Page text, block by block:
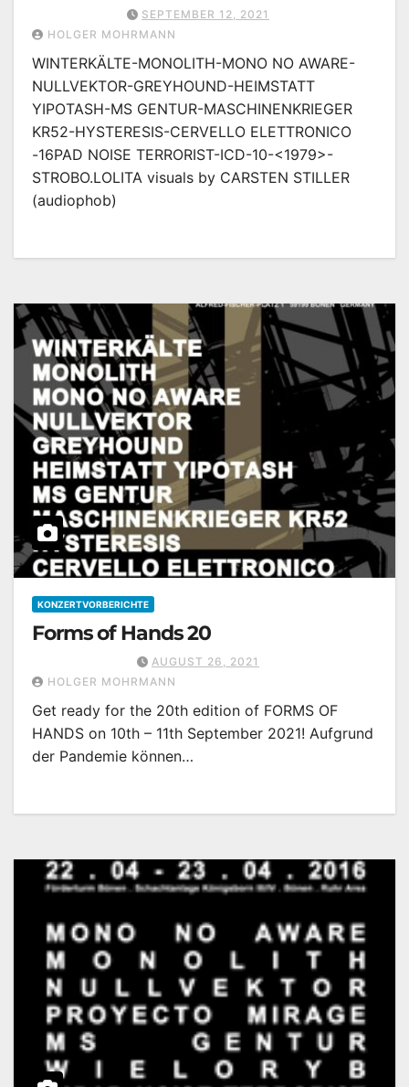
SEPTEMBER 12, 2021
HOLGER MOHRMANN
WINTERKÄLTE-MONOLITH-MONO NO AWARE-
NULLVEKTOR-GREYHOUND-HEIMSTATT
YIPOTASH-MS GENTUR-MASCHINENKRIEGER
KR52-HYSTERESIS-CERVELLO ELETTRONICO
-16PAD NOISE TERRORIST-ICD-10-<1979>-
STROBO.LOLITA visuals by CARSTEN STILLER
(audiophob)
KONZERTVORBERICHTE
Forms of Hands 20
AUGUST 26, 2021
HOLGER MOHRMANN
Get ready for the 20th edition of FORMS OF
HANDS on 10th – 11th September 2021! Aufgrund
der Pandemie können…